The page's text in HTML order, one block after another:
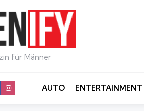
für Männer
AUTO ENTERTAINMENT